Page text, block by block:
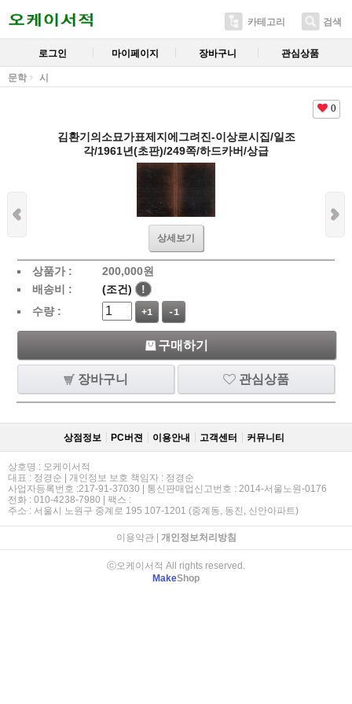
카테고리 검색
로그인 마이페이지 장바구니 관심상품
문학 시
0
김환기의소묘가표제지에그려진-이상로시집/일조
각/1961년(초판)/249쪽/하드카버/상급
상세보기
상품가 : 200,000원
배송비 :
(조건)
!
수량 :
+1 -1
구매하기
장바구니 관심상품
상점정보 PC버젼 이용안내 고객센터 커뮤니티
상호명 : 오케이서적
대표 : 정경순 | 개인정보 보호 책임자 : 정경순
사업자등록번호 :217-91-37030 | 통신판매업신고번호 : 2014-서울노원-0176
전화 : 010-4238-7980 | 팩스 :
주소 : 서울시 노원구 중계로 195 107-1201 (중계동, 동진, 신안아파트)
이용약관| 개인정보처리방침
ⓒ오케이서적 All rights reserved.
MakeShop